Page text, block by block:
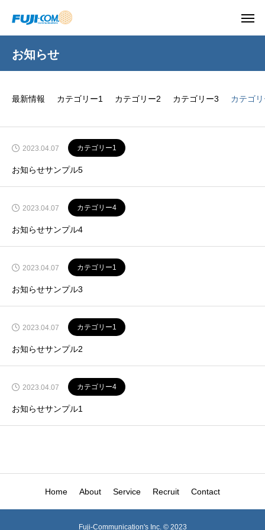
お知らせ
最新情報 カテゴリー1 カテゴリー2 カテゴリー3 カテゴ
2023.04.07 カテゴリー1
お知らせサンプル5
2023.04.07 カテゴリー4
お知らせサンプル4
2023.04.07 カテゴリー1
お知らせサンプル3
2023.04.07 カテゴリー1
お知らせサンプル2
2023.04.07 カテゴリー4
お知らせサンプル1
Home About Service Recruit Contact
Fuji-Communication's Inc. © 2023